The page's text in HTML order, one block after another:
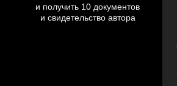
и получить 10 документов
и свидетельство автора